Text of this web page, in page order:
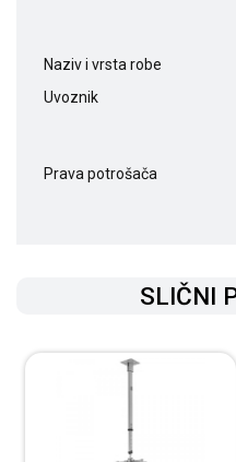
Naziv i vrsta robe
Uvoznik
Prava potrošača
SLIČNI